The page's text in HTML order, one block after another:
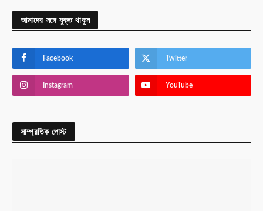
আমাদের সঙ্গে যুক্ত থাকুন
Facebook Twitter
Instagram YouTube
সাম্প্রতিক পোস্ট